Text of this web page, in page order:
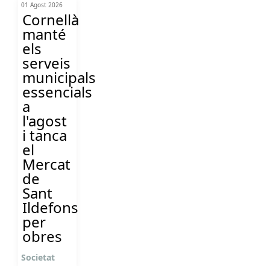
01 Agost 2026
Cornellà
manté
els
serveis
municipals
essencials
a
l'agost
i tanca
el
Mercat
de
Sant
Ildefons
per
obres
Societat